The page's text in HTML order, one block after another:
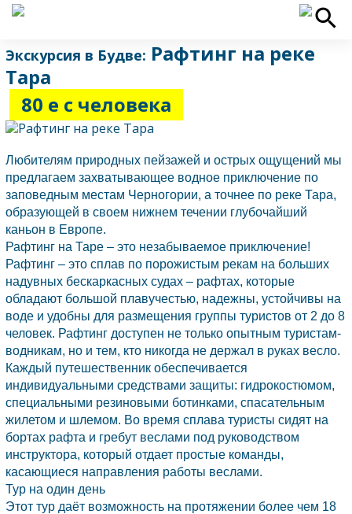
Экскурсия в Будве: Рафтинг на реке
Тара
80 е с человека
Любителям природных пейзажей и острых ощущений мы
предлагаем захватывающее водное приключение по
заповедным местам Черногории, а точнее по реке Тара,
образующей в своем нижнем течении глубочайший
каньон в Европе.
Рафтинг на Таре – это незабываемое приключение!
Рафтинг – это сплав по порожистым рекам на больших
надувных бескаркасных судах – рафтах, которые
обладают большой плавучестью, надежны, устойчивы на
воде и удобны для размещения группы туристов от 2 до 8
человек. Рафтинг доступен не только опытным туристам-
водникам, но и тем, кто никогда не держал в руках весло.
Каждый путешественник обеспечивается
индивидуальными средствами защиты: гидрокостюмом,
специальными резиновыми ботинками, спасательным
жилетом и шлемом. Во время сплава туристы сидят на
бортах рафта и гребут веслами под руководством
инструктора, который отдает простые команды,
касающиеся направления работы веслами.
Тур на один день
Этот тур даёт возможность на протяжении более чем 18